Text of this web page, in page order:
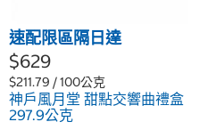
速配限區隔日達
$629
$211.79 / 100公克
神戶風月堂 甜點交響曲禮盒
297.9公克